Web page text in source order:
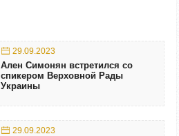
29.09.2023
Ален Симонян встретился со
спикером Верховной Рады
Украины
29.09.2023